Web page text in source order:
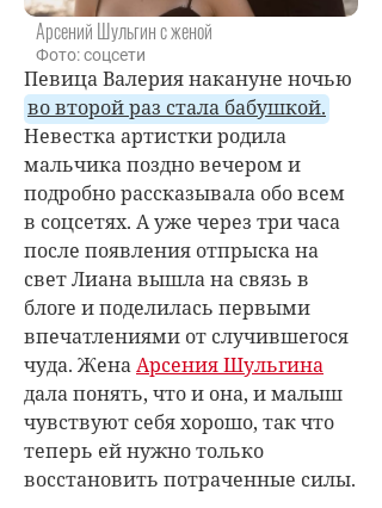
Арсений Шульгин с женой
Фото: соцсети
Певица Валерия накануне ночью
во второй раз стала бабушкой.
Невестка артистки родила
мальчика поздно вечером и
подробно рассказывала обо всем
в соцсетях. А уже через три часа
после появления отпрыска на
свет Лиана вышла на связь в
блоге и поделилась первыми
впечатлениями от случившегося
чуда. ЖенаАрсения Шульгина
дала понять, что и она, и малыш
чувствуют себя хорошо, так что
теперь ей нужно только
восстановить потраченные силы.